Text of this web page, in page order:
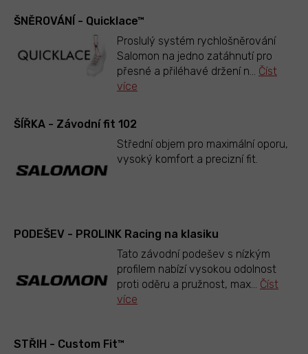
ŠNĚROVÁNÍ - Quicklace™
Proslulý systém rychlošněrování
Salomon na jedno zatáhnutí pro
přesné a přiléhavé držení n... Číst
více
ŠÍŘKA - Závodní fit 102
Střední objem pro maximální oporu,
vysoký komfort a precizní fit.
PODEŠEV - PROLINK Racing na klasiku
Tato závodní podešev s nízkým
profilem nabízí vysokou odolnost
proti oděru a pružnost, max... Číst
více
STŘIH - Custom Fit™